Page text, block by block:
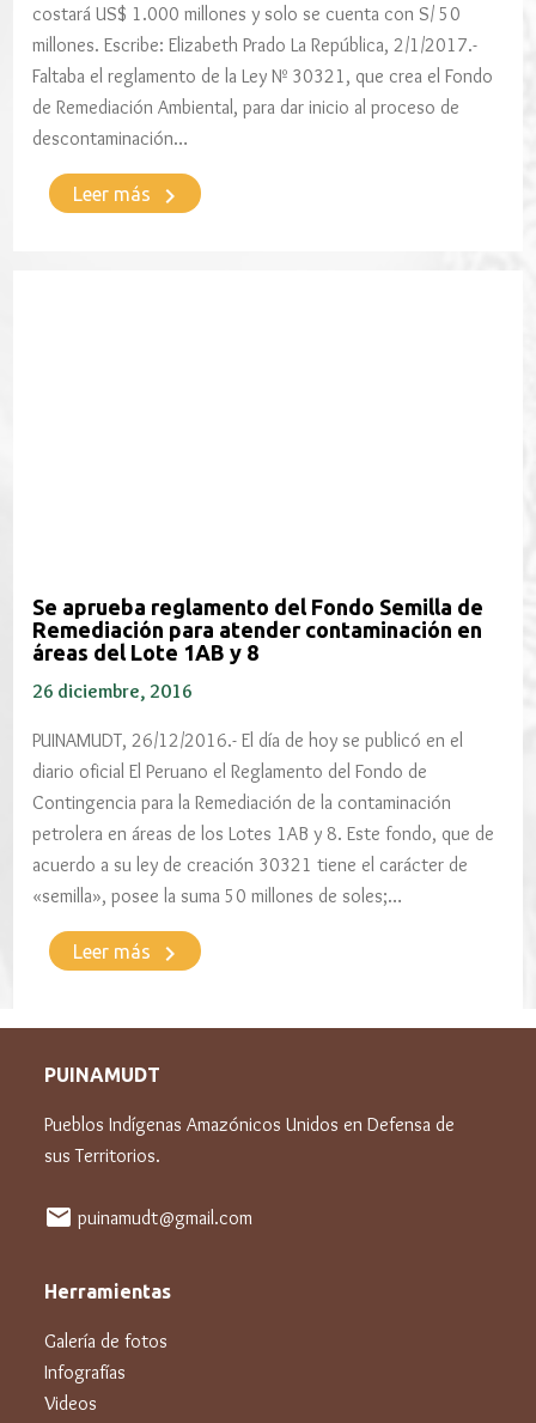
costará US$ 1.000 millones y solo se cuenta con S/ 50
millones. Escribe: Elizabeth Prado La República, 2/1/2017.-
Faltaba el reglamento de la Ley Nº 30321, que crea el Fondo
de Remediación Ambiental, para dar inicio al proceso de
descontaminación…
Leer más keyboard_arrow_right
Se aprueba reglamento del Fondo Semilla de
Remediación para atender contaminación en
áreas del Lote 1AB y 8
26 diciembre, 2016
PUINAMUDT, 26/12/2016.- El día de hoy se publicó en el
diario oficial El Peruano el Reglamento del Fondo de
Contingencia para la Remediación de la contaminación
petrolera en áreas de los Lotes 1AB y 8. Este fondo, que de
acuerdo a su ley de creación 30321 tiene el carácter de
«semilla», posee la suma 50 millones de soles;…
Leer más keyboard_arrow_right
PUINAMUDT
Pueblos Indígenas Amazónicos Unidos en Defensa de
sus Territorios.
mail puinamudt@gmail.com
Herramientas
Galería de fotos
Infografías
Videos